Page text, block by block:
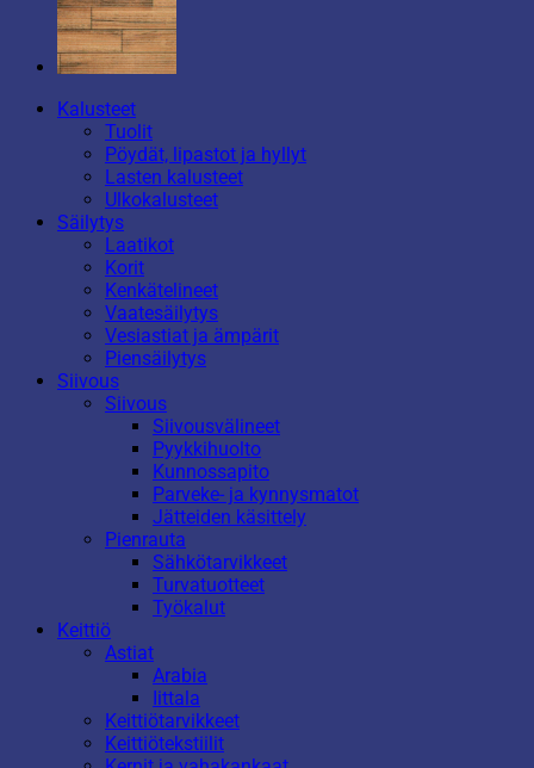
Kalusteet
Tuolit
Pöydät, lipastot ja hyllyt
Lasten kalusteet
Ulkokalusteet
Säilytys
Laatikot
Korit
Kenkätelineet
Vaatesäilytys
Vesiastiat ja ämpärit
Piensäilytys
Siivous
Siivous
Siivousvälineet
Pyykkihuolto
Kunnossapito
Parveke- ja kynnysmatot
Jätteiden käsittely
Pienrauta
Sähkötarvikkeet
Turvatuotteet
Työkalut
Keittiö
Astiat
Arabia
Iittala
Keittiötarvikkeet
Keittiötekstiilit